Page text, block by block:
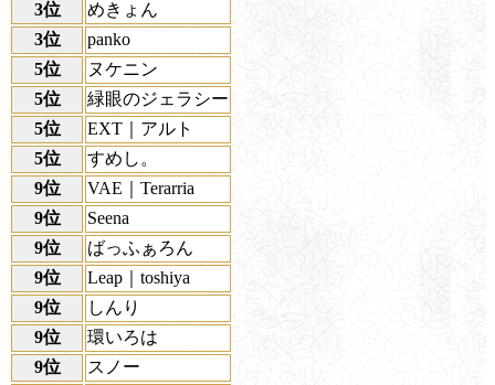
3位
めきょん
3位
panko
5位
ヌケニン
5位
緑眼のジェラシー
5位
EXT｜アルト
5位
すめし。
9位
VAE｜Terarria
9位
Seena
9位
ばっふぁろん
9位
Leap｜toshiya
9位
しんり
9位
環いろは
9位
スノー